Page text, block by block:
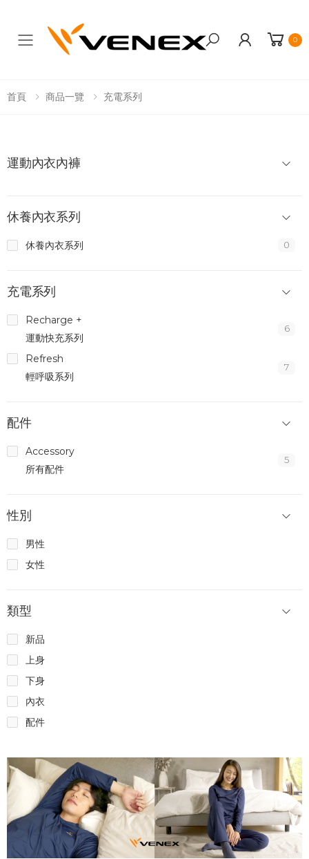
Toggle mobile menu 0
首頁 商品一覽 充電系列
運動內衣內褲
休養內衣系列
休養內衣系列 0
充電系列
Recharge +
運動快充系列
6
Refresh
輕呼吸系列
7
配件
Accessory
所有配件
5
性別
男性
女性
類型
新品
上身
下身
內衣
配件